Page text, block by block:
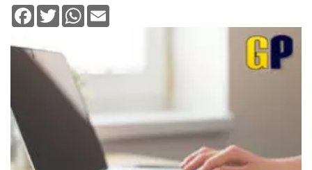
Facebook
TwitterWhatsApp